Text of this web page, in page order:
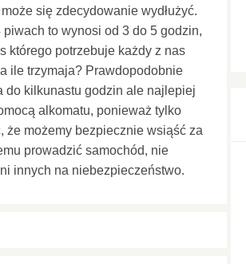
się zdecydowanie wydłużyć.
to wynosi od 3 do 5 godzin,
którego potrzebuje każdy z nas
ile trzymaja? Prawdopodobnie
do kilkunastu godzin ale najlepiej
alkomatu, ponieważ tylko
że możemy bezpiecznie wsiąść za
prowadzić samochód, nie
innych na niebezpieczeństwo.